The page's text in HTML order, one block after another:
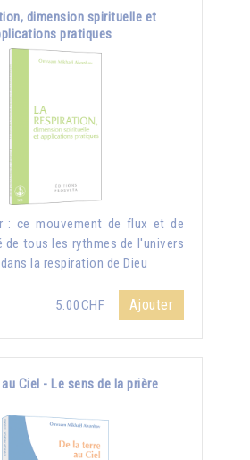
dimension spirituelle et
pratiques
: ce mouvement de flux et de
de tous les rythmes de l'univers
la respiration de Dieu
5.00CHF Ajouter
Ciel - Le sens de la prière